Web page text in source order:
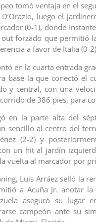
tomó ventaja en el
D’Orazio, luego el
(0-1), donde
forzado que permitió
a favor de Italia (0-
en la cuarta entrada
base la que conectó el
y central, con una
de 386 pies, para
en la parte alta del
sencillo al centro del
(2-2) y
un hit al jardín
vuelta al marcador por
Luis Arráez selló la
a Acuña Jr. anotar la
aseguró su lugar
campeón ante su